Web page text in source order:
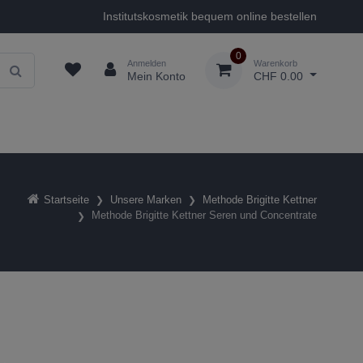
Institutskosmetik bequem online bestellen
Anmelden
Mein Konto
0
Warenkorb
CHF 0.00
Startseite Unsere Marken
Methode Brigitte Kettner
Methode Brigitte Kettner Seren und Concentrate